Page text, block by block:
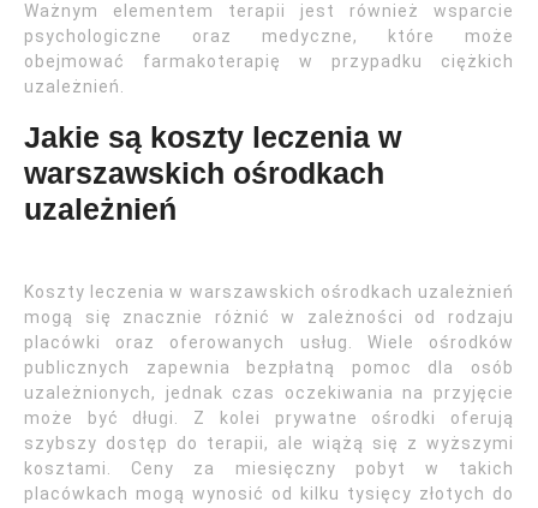
Ważnym elementem terapii jest również wsparcie
psychologiczne oraz medyczne, które może
obejmować farmakoterapię w przypadku ciężkich
uzależnień.
Jakie są koszty leczenia w
warszawskich ośrodkach
uzależnień
Koszty leczenia w warszawskich ośrodkach uzależnień
mogą się znacznie różnić w zależności od rodzaju
placówki oraz oferowanych usług. Wiele ośrodków
publicznych zapewnia bezpłatną pomoc dla osób
uzależnionych, jednak czas oczekiwania na przyjęcie
może być długi. Z kolei prywatne ośrodki oferują
szybszy dostęp do terapii, ale wiążą się z wyższymi
kosztami. Ceny za miesięczny pobyt w takich
placówkach mogą wynosić od kilku tysięcy złotych do